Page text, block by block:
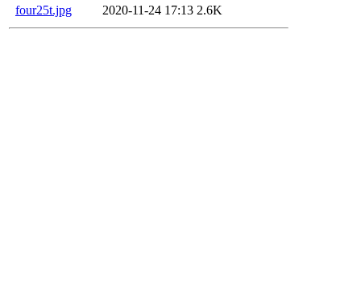
four25t.jpg
2020-11-24 17:13 2.6K